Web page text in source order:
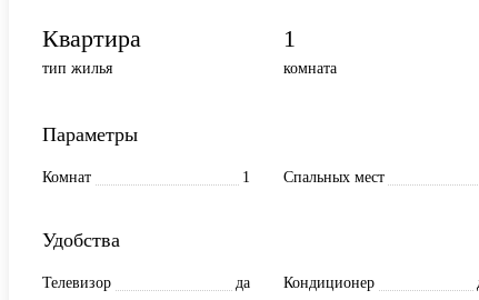
Квартира
тип жилья
1
комната
Параметры
Комнат 1 Спальных мест
Удобства
Телевизор да Кондиционер